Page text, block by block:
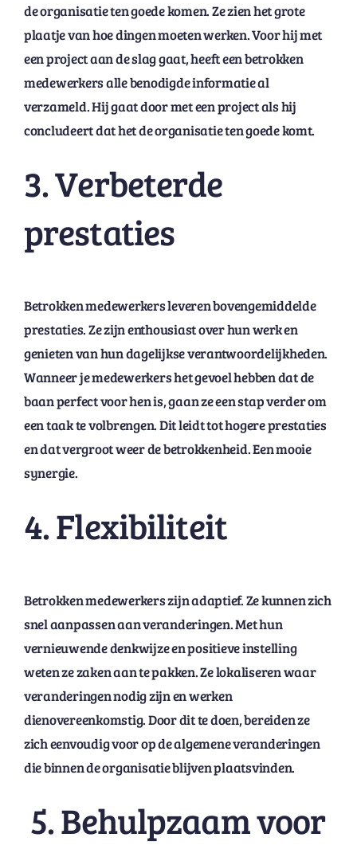
de organisatie ten goede komen. Ze zien het grote
plaatje van hoe dingen moeten werken. Voor hij met
een project aan de slag gaat, heeft een betrokken
medewerkers alle benodigde informatie al
verzameld. Hij gaat door met een project als hij
concludeert dat het de organisatie ten goede komt.
3. Verbeterde
prestaties
Betrokken medewerkers leveren bovengemiddelde
prestaties. Ze zijn enthousiast over hun werk en
genieten van hun dagelijkse verantwoordelijkheden.
Wanneer je medewerkers het gevoel hebben dat de
baan perfect voor hen is, gaan ze een stap verder om
een taak te volbrengen. Dit leidt tot hogere prestaties
en dat vergroot weer de betrokkenheid. Een mooie
synergie.
4. Flexibiliteit
Betrokken medewerkers zijn adaptief. Ze kunnen zich
snel aanpassen aan veranderingen. Met hun
vernieuwende denkwijze en positieve instelling
weten ze zaken aan te pakken. Ze lokaliseren waar
veranderingen nodig zijn en werken
dienovereenkomstig. Door dit te doen, bereiden ze
zich eenvoudig voor op de algemene veranderingen
die binnen de organisatie blijven plaatsvinden.
5. Behulpzaam voor